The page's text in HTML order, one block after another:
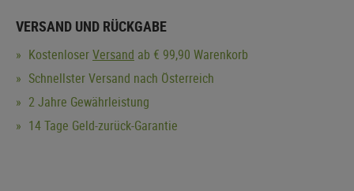
VERSAND UND RÜCKGABE
KostenloserVersand ab € 99,90 Warenkorb
Schnellster Versand nach Österreich
2 Jahre Gewährleistung
14 Tage Geld-zurück-Garantie